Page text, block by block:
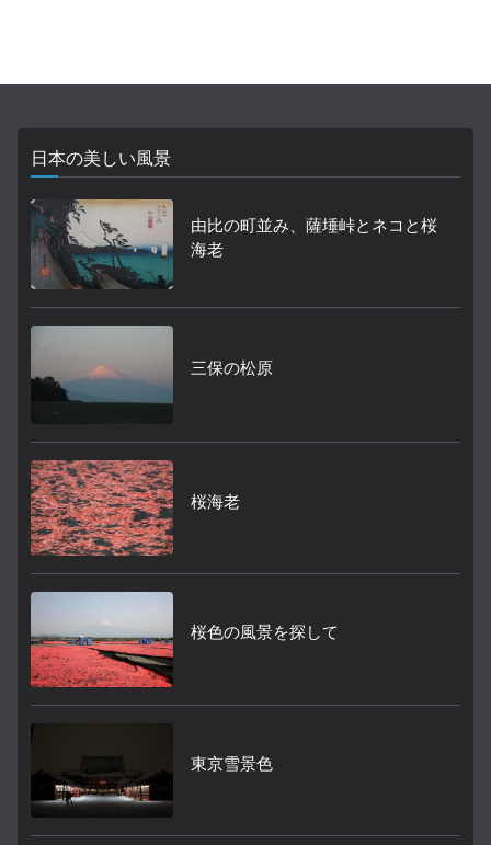
日本の美しい風景
由比の町並み、薩埵峠とネコと桜
海老
三保の松原
桜海老
桜色の風景を探して
東京雪景色